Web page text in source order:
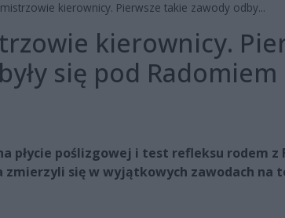
kierownicy. Pierwsze takie zawody odby...
kierownicy.
się pod Radomiem
płycie poślizgowej i test refleksu rodem z
zmierzyli się w wyjątkowych zawodach na